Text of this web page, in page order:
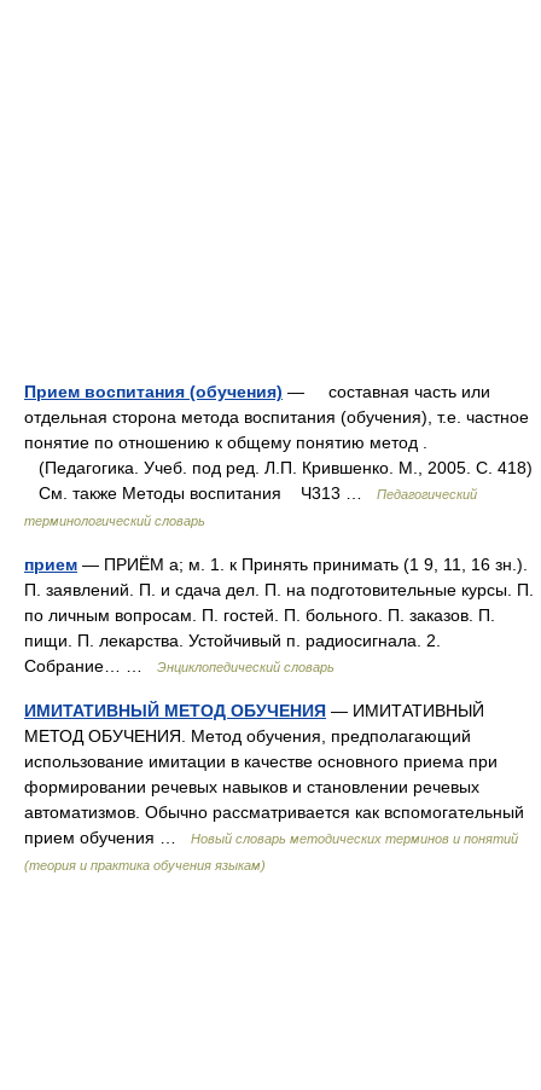
Прием воспитания (обучения) — составная часть или
отдельная сторона метода воспитания (обучения), т.е. частное
понятие по отношению к общему понятию метод .
(Педагогика. Учеб. под ред. Л.П. Крившенко. М., 2005. С. 418)
См. также Методы воспитания Ч313 …
Педагогический
терминологический словарь
прием — ПРИЁМ а; м. 1. к Принять принимать (1 9, 11, 16 зн.).
П. заявлений. П. и сдача дел. П. на подготовительные курсы. П.
по личным вопросам. П. гостей. П. больного. П. заказов. П.
пищи. П. лекарства. Устойчивый п. радиосигнала. 2.
Собрание… …
Энциклопедический словарь
ИМИТАТИВНЫЙ МЕТОД ОБУЧЕНИЯ — ИМИТАТИВНЫЙ
МЕТОД ОБУЧЕНИЯ. Метод обучения, предполагающий
использование имитации в качестве основного приема при
формировании речевых навыков и становлении речевых
автоматизмов. Обычно рассматривается как вспомогательный
прием обучения …
Новый словарь методических терминов и понятий
(теория и практика обучения языкам)